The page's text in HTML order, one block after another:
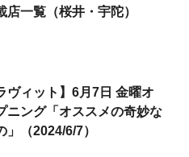
店一覧（桜井・宇陀）
ヴィット】6月7日 金曜オ
ニング「オススメの奇妙な
」（2024/6/7）